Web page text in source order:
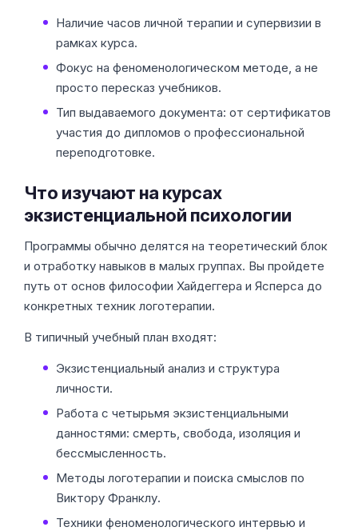
Наличие часов личной терапии и супервизии в
рамках курса.
Фокус на феноменологическом методе, а не
просто пересказ учебников.
Тип выдаваемого документа: от сертификатов
участия до дипломов о профессиональной
переподготовке.
Что изучают на курсах
экзистенциальной психологии
Программы обычно делятся на теоретический блок
и отработку навыков в малых группах. Вы пройдете
путь от основ философии Хайдеггера и Ясперса до
конкретных техник логотерапии.
В типичный учебный план входят:
Экзистенциальный анализ и структура
личности.
Работа с четырьмя экзистенциальными
данностями: смерть, свобода, изоляция и
бессмысленность.
Методы логотерапии и поиска смыслов по
Виктору Франклу.
Техники феноменологического интервью и